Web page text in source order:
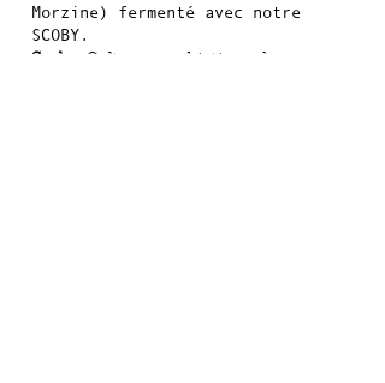
Morzine) fermenté avec notre
SCOBY.
Scoby:
Culture symbiotique des